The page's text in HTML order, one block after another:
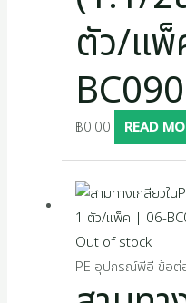
ตัว/แ
฿0.00 READ
Out of stock
PE อุปกรณ์พีอี ข้อ